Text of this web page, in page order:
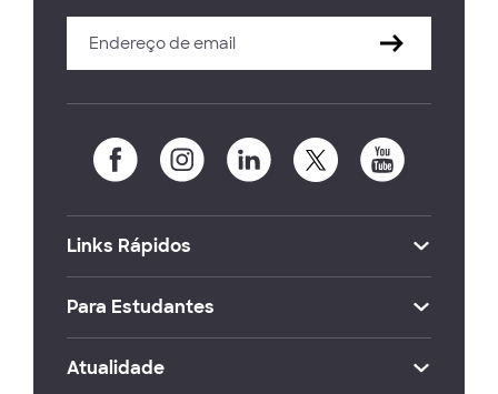
Links Rápidos
Para Estudantes
Atualidade